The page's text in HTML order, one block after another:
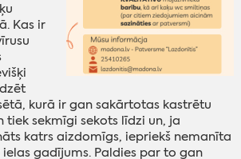
Kas ir
kurā ir gan sakārtotas kastrētu
tiek sekmīgi sekots līdzi un, ja
katrs aizdomīgs, iepriekš nemanīta
gadījums. Paldies par to gan